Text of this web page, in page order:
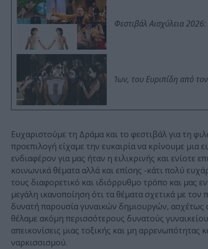
Φεστιβάλ Αισχύλεια
Ίων, του Ευριπίδη από
Ευχαριστούμε τη Δράμα και το φεστιβάλ για τη
προεπιλογή είχαμε την ευκαιρία να κρίνουμε μια
ενδιαφέρον για μας ήταν η ειλικρινής και
κοινωνικά θέματα αλλά και επίσης -κάτι πολύ
τους διαφορετικό και ιδιόρρυθμο τρόπο και μας
μεγάλη ικανοποίηση ότι τα θέματα σχετικά με
δυνατή παρουσία γυναικών δημιουργών, ασχέτως
θέλαμε ακόμη περισσότερους δυνατούς
απεικονίσεις μιας τοξικής και μη αρρενωπότητας
ναρκισσισμού.